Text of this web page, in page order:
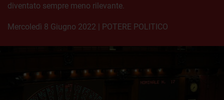
diventato sempre meno rilevante.
mercoledì 8 Giugno 2022 | POTERE POLITICO